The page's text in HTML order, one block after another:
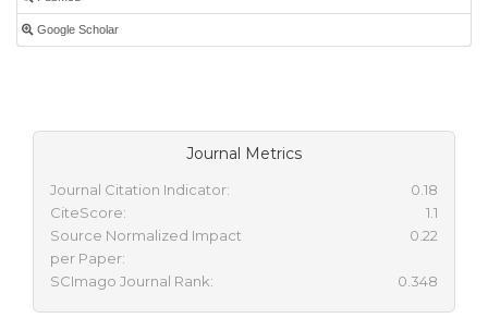
Google Scholar
Journal Metrics
Journal Citation Indicator:
0.18
CiteScore:
1.1
Source Normalized Impact
per Paper:
0.22
SCImago Journal Rank: 0.348